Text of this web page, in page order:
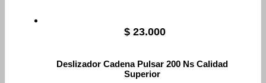
$ 23.000
Deslizador Cadena Pulsar 200 Ns Calidad
Superior